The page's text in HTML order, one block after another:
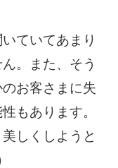
ていてあまり
。また、そう
お客さまに失
もあります。
しくしようと